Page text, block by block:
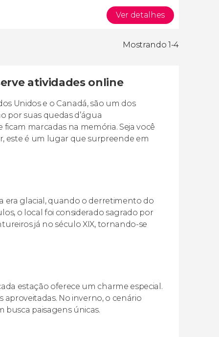
Ver detalhes
Mostrando 1-4
atividades online
Unidos e o Canadá, são um dos
por suas quedas d’água
marcadas na memória. Seja você
este é um lugar que surpreende em
era glacial, quando o derretimento do
o local foi considerado sagrado por
já no século XIX, tornando-se
estação oferece um charme especial.
aproveitadas. No inverno, o cenário
busca paisagens únicas.